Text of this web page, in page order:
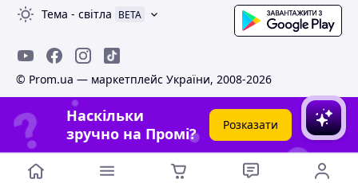
Тема - світла BETA
© Prom.ua — маркетплейс України, 2008-2026
Наскільки
зручно на Промі?
Розказати